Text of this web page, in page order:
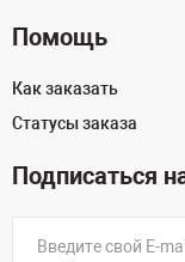
Помощь
Как заказать
Статусы заказа
Подписаться